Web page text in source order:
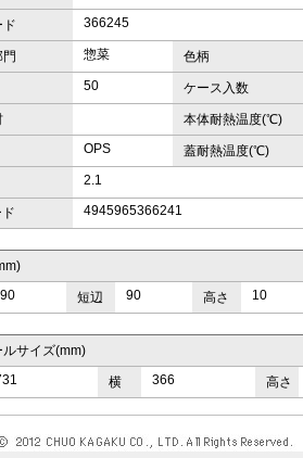
ド 366245
惣菜 色柄
50 ケース入数
本体耐熱温度(℃)
OPS 蓋耐熱温度(℃)
2.1
4945965366241
90 短辺 90 高さ 10
ルサイズ(mm)
横 366 高さ